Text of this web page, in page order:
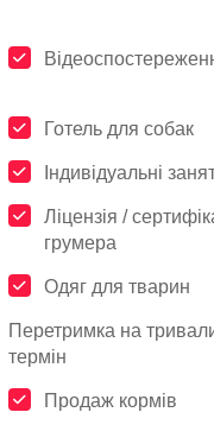
Готель для собак
Індивідуальні
Ліцензія /
грумера
Одяг для тварин
Перетримка на
термін
Продаж кормів